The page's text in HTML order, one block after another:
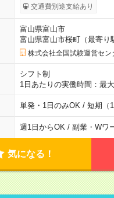
交通費別途支給あり
富山県富山市
富山県富山市桜町（最寄り
株式会社全国試験運営セン
シフト制
1日あたりの実働時間：最
単発・1日のみOK / 短期（1
週1日からOK / 副業・Wワ
気になる！